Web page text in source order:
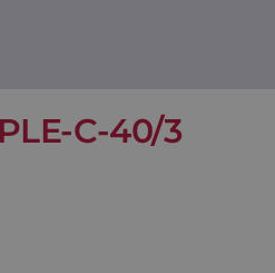
C-40/3